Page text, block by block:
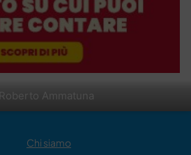
Roberto Ammatuna
Chi siamo